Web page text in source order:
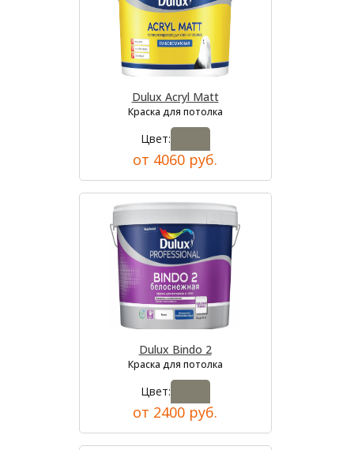
Dulux Acryl Matt
Краска для потолка
Цвет:
от 4060 руб.
Dulux Bindo 2
Краска для потолка
Цвет:
от 2400 руб.